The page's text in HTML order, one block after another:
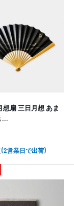
想扇 三日月想 あま
(2営業日で出荷)